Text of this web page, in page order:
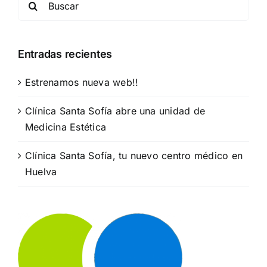
Entradas recientes
Estrenamos nueva web!!
Clínica Santa Sofía abre una unidad de
Medicina Estética
Clínica Santa Sofía, tu nuevo centro médico en
Huelva